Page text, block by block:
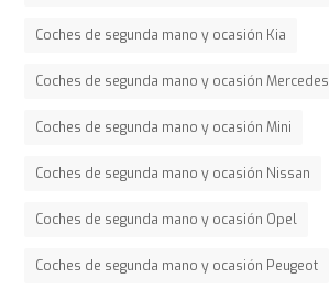
Coches de segunda mano y ocasión Kia
Coches de segunda mano y ocasión Mercedes
Coches de segunda mano y ocasión Mini
Coches de segunda mano y ocasión Nissan
Coches de segunda mano y ocasión Opel
Coches de segunda mano y ocasión Peugeot